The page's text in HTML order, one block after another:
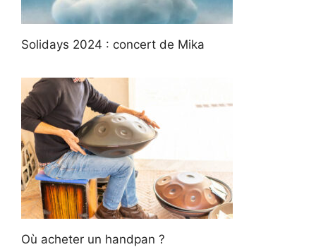
Solidays 2024 : concert de Mika
Où acheter un handpan ?